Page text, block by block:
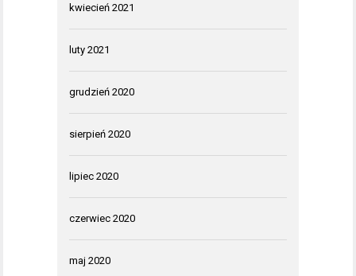
kwiecień 2021
luty 2021
grudzień 2020
sierpień 2020
lipiec 2020
czerwiec 2020
maj 2020